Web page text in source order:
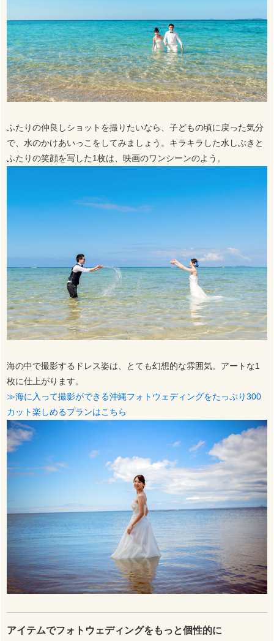
ふたりの仲良しショットを撮りたいなら、子どもの頃に戻った気分
で、水のかけあいっこをしてみましょう。キラキラした水しぶきと
ふたりの笑顔を写した1枚は、映画のワンシーンのよう。
海の中で撮影するドレス姿は、とても幻想的な雰囲気。アートな1
枚に仕上がります。
≫海に入って撮影ができる沖縄フォトウェディングをたっぷり300
カット楽しめるプランはこちら
アイテムでフォトウェディングをもっと個性的に